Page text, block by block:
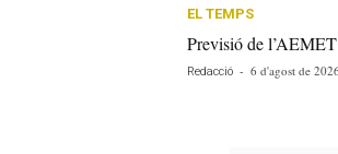
EL TEMPS
Previsió de
Redacció - 6 d'agost de 2026